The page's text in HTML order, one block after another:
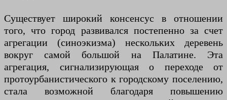
Существует широкий консенсус в отношении
того, что город развивался постепенно за счет
агрегации (синоэкизма) нескольких деревень
вокруг самой большой на Палатине. Эта
агрегация, сигнализирующая о переходе от
протоурбанистического к городскому поселению,
стала возможной благодаря повышению